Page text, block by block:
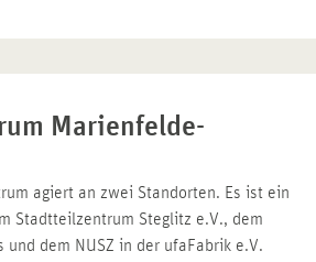
Marienfelde-
agiert an zwei Standorten. Es ist ein
Stadtteilzentrum Steglitz e.V., dem
und dem NUSZ in der ufaFabrik e.V.